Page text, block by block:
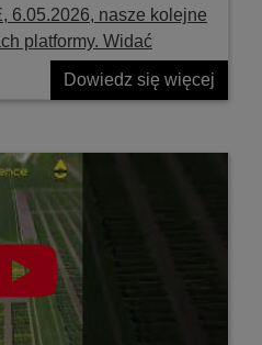
6.05.2026, nasze kolejne
platformy. Widać
Dowiedz się więcej